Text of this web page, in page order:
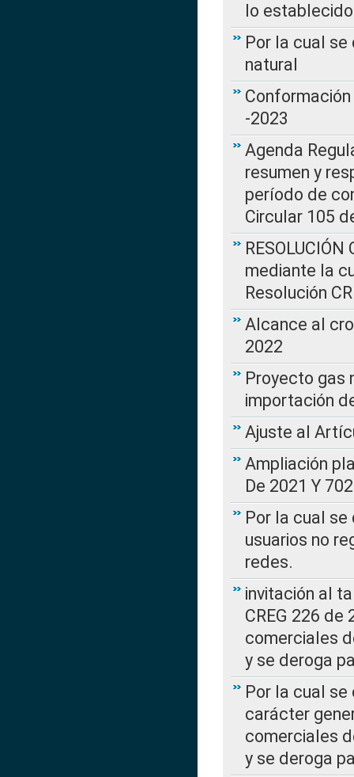
lo
Por la cual
natural
-2023
Agenda
resumen y
período de
Circular 105
mediante la
Resolución
Alcance al
2022
Proyecto gas
importación
Ajuste al
Ampliación
De 2021 Y
Por la cual
usuarios no
redes.
invitación al
CREG 226
comerciales
y se deroga
Por la cual
carácter
comerciales
y se deroga